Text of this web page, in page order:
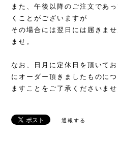
また、午後以降のご注文であ
くことがございますが
その場合には翌日には届きま
ませ。
なお、日月に定休日を頂いて
にオーダー頂きましたものに
ますことをご了承くださいませ
通報する